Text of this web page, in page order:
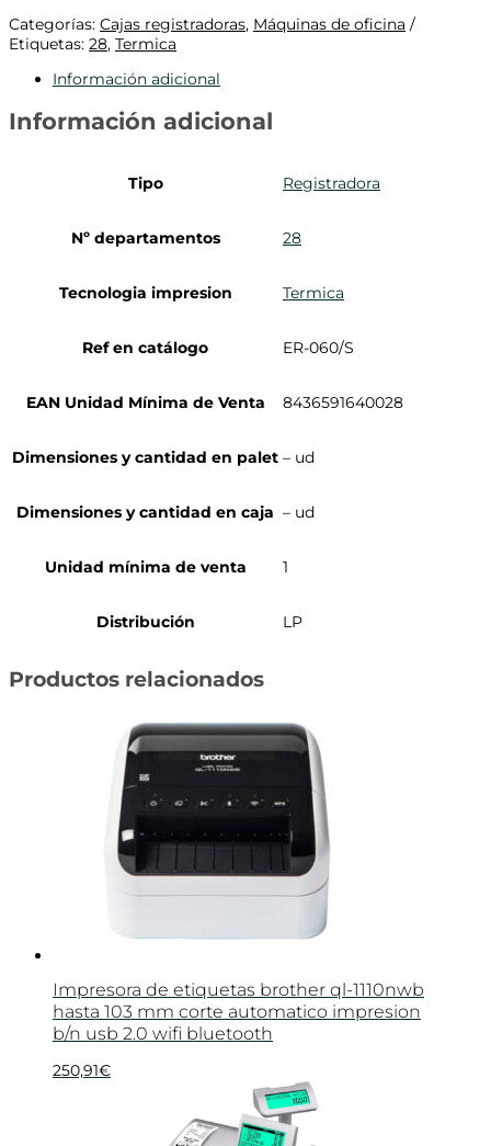
Categorías: Cajas registradoras, Máquinas de oficina
Etiquetas: 28, Termica
Información adicional
Información adicional
Tipo Registradora
Nº departamentos 28
Tecnologia impresion Termica
Ref en catálogo ER-060/S
EAN Unidad Mínima de Venta 8436591640028
Dimensiones y cantidad en palet – ud
Dimensiones y cantidad en caja – ud
Unidad mínima de venta 1
Distribución LP
Productos relacionados
Impresora de etiquetas brother ql-1110nwb
hasta 103 mm corte automatico impresion
b/n usb 2.0 wifi bluetooth
250,91€